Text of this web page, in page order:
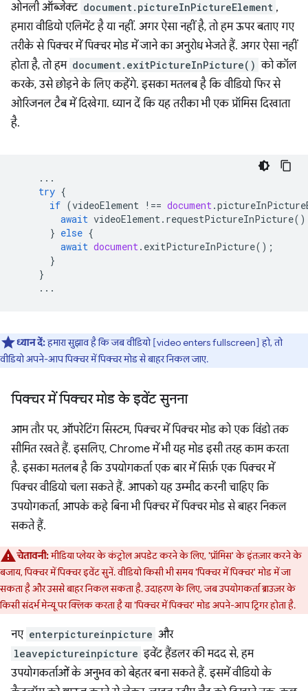
ओनली ऑब्जेक्ट document.pictureInPictureElement ,
हमारा वीडियो एलिमेंट है या नहीं. अगर ऐसा नहीं है, तो हम ऊपर बताए गए
तरीके से पिक्चर में पिक्चर मोड में जाने का अनुरोध भेजते हैं. अगर ऐसा नहीं
होता है, तो हम document.exitPictureInPicture() को कॉल
करके, उसे छोड़ने के लिए कहेंगे. इसका मतलब है कि वीडियो फिर से
ओरिजनल टैब में दिखेगा. ध्यान दें कि यह तरीका भी एक प्रॉमिस दिखाता
है.
...
try {
if (videoElement !== document.
await videoElement. requestPictureInPicture
} else {
await document. exitPictureInPicture();
}
}
...
ध्यान दें:हमारा सुझाव है कि जब वीडियो [video enters fullscreen] हो, तो
वीडियो अपने-आप पिक्चर में पिक्चर मोड से बाहर निकल जाए.
पिक्चर में पिक्चर मोड के इवेंट सुनना
आम तौर पर, ऑपरेटिंग सिस्टम, पिक्चर में पिक्चर मोड को एक विंडो तक
सीमित रखते हैं. इसलिए, Chrome में भी यह मोड इसी तरह काम करता
है. इसका मतलब है कि उपयोगकर्ता एक बार में सिर्फ़ एक पिक्चर में
पिक्चर वीडियो चला सकते हैं. आपको यह उम्मीद करनी चाहिए कि
उपयोगकर्ता, आपके कहे बिना भी पिक्चर में पिक्चर मोड से बाहर निकल
सकते हैं.
चेतावनी:मीडिया प्लेयर के कंट्रोल अपडेट करने के लिए, 'प्रॉमिस' के इंतज़ार करने के
बजाय, पिक्चर में पिक्चर इवेंट सुनें. वीडियो किसी भी समय 'पिक्चर में पिक्चर' मोड में जा
सकता है और उससे बाहर निकल सकता है. उदाहरण के लिए, जब उपयोगकर्ता ब्राउज़र के
किसी संदर्भ मेन्यू पर क्लिक करता है या 'पिक्चर में पिक्चर' मोड अपने-आप ट्रिगर होता है.
नए enterpictureinpicture और
leavepictureinpicture इवेंट हैंडलर की मदद से, हम
उपयोगकर्ताओं के अनुभव को बेहतर बना सकते हैं. इसमें वीडियो के